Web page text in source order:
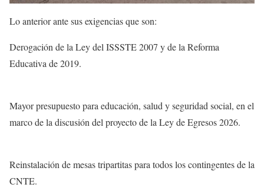
Lo anterior ante sus exigencias que son:
Derogación de la Ley del ISSSTE 2007 y de la Reforma
Educativa de 2019.
Mayor presupuesto para educación, salud y seguridad social, en el
marco de la discusión del proyecto de la Ley de Egresos 2026.
Reinstalación de mesas tripartitas para todos los contingentes de la
CNTE.